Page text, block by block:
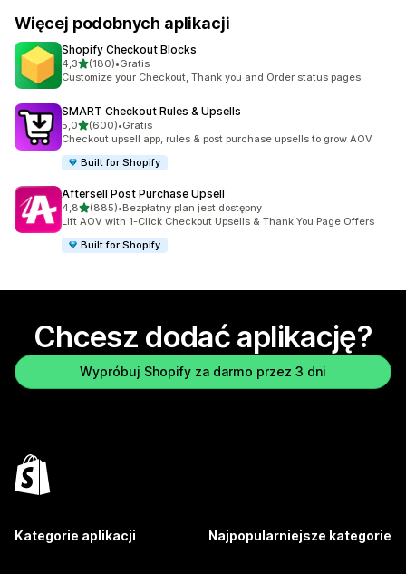
Więcej podobnych aplikacji
Shopify Checkout Blocks
4,3na 5 gwiazdek
(180)
Łączna liczba recenzji: 180
•Gratis
Customize your Checkout, Thank you and Order status pages
SMART Checkout Rules & Upsells
5,0na 5 gwiazdek
(600)
Łączna liczba recenzji: 600
•Gratis
Checkout upsell app, rules & post purchase upsells to grow AOV
Built for Shopify
Aftersell Post Purchase Upsell
4,8na 5 gwiazdek
(885)
Łączna liczba recenzji: 885
•Bezpłatny plan jest dostępny
Lift AOV with 1-Click Checkout Upsells & Thank You Page Offers
Built for Shopify
Chcesz dodać aplikację?
Wypróbuj Shopify za darmo przez 3 dni
Kategorie aplikacji Najpopularniejsze kategorie